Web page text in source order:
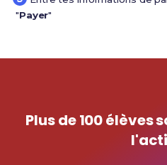
"Payer"
Plus de 100 élèves